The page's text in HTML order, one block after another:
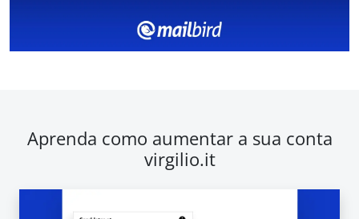
Aprenda como aumentar a sua conta
virgilio.it